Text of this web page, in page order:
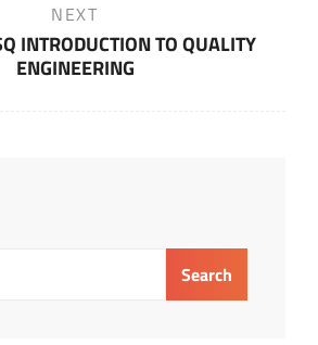
NEXT
INTRODUCTION TO QUALITY
ENGINEERING
Search